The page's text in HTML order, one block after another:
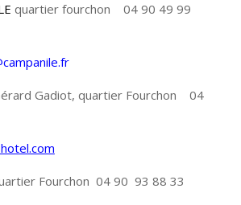
quartier fourchon 04 90 49 99
Gadiot, quartier Fourchon 04
Fourchon 04 90 93 88 33